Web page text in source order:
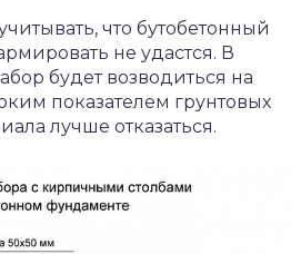
что бутобетонный
не удастся. В
будет возводиться на
показателем грунтовых
лучше отказаться.